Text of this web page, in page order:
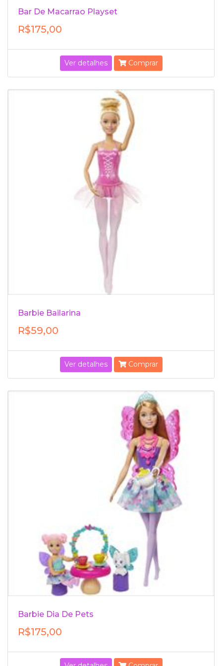
Bar De Macarrao Playset
R$175,00
Ver detalhes Comprar
Barbie Bailarina
R$59,00
Ver detalhes Comprar
Barbie Dia De Pets
R$175,00